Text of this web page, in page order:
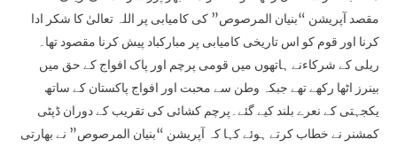
مقصد آپریشن “بنیان المرصوص” کی کامیابی پر اللہ تعالیٰ کا شکر ادا
کرنا اور قوم کو اس تاریخی کامیابی پر مبارکباد پیش کرنا مقصود تھا۔
ریلی کے شرکاءنے ہاتھوں میں قومی پرچم اور پاک افواج کے حق میں
بینرز اٹھا رکھے تھے جبکہ وطن سے محبت اور افواج پاکستان کے ساتھ
یکجہتی کے نعرے بلند کیے گئے۔پرچم کشائی کی تقریب کے دوران ڈپٹی
کمشنر نے خطاب کرتے ہوئے کہا کہ آپریشن “بنیان المرصوص” نے بھارتی